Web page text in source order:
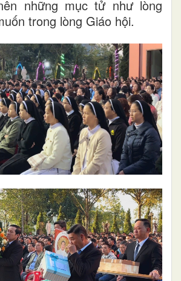
những mục tử như lòng
trong lòng Giáo hội.